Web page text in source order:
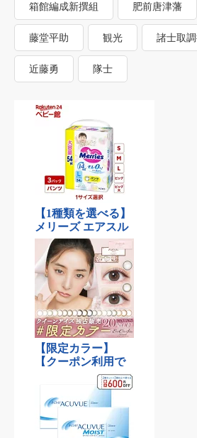
箱館編成新撰組 肥前唐津藩
藤堂平助 観光 諸士取
近藤勇 隊士